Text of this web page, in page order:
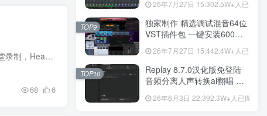
KONTAKT 7.7 + | 2024.04.04 | 6.23 GB 详细介绍 《炉火与空洞民谣之声》 在圣约翰圣公会教堂的礼拜堂录制，Hearth and Hollow Folk Voices捕捉到了与独立民谣音乐相称的真实而亲密的人声。与Hu...
68 6
设模板 带插件全套文件
26年7月27日 15:302.5W+人已阅读
独家制作 精选调试混音64位
VST插件包 一键安装600个
效果器合集v2.0 WiN 支持定
制26年7月27日 15:442.4W+人已阅读
TOP9
Replay 8.7.0汉化版免登陆
音频分离人声转换ai翻唱 支
26年6月3日 22:392.3W+人已阅读
TOP10